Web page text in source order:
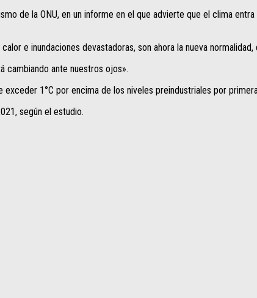
de la ONU, en un informe en el que advierte que el clima
e inundaciones devastadoras, son ahora la nueva
cambiando ante nuestros ojos».
1°C por encima de los niveles preindustriales por
según el estudio.